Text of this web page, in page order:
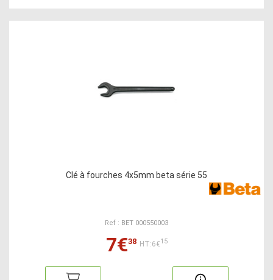
Clé à fourches 4x5mm beta série 55
Ref : BET 000550003
7€38 HT:6€15